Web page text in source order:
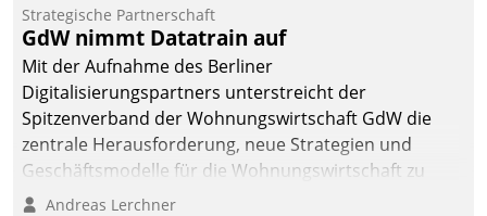
kommunale Wohnungsbauunternehmen daher
gemeinsam mit der Berliner Datatrain GmbH den
Teilprozess der Objektsanierung digitalisiert.
Strategische Partnerschaft
GdW nimmt Datatrain auf
Mit der Aufnahme des Berliner
Digitalisierungspartners unterstreicht der
Spitzenverband der Wohnungswirtschaft GdW die
zentrale Herausforderung, neue Strategien und
Geschäftsmodelle für die Wohnungswirtschaft zu
entwickeln.
Andreas Lerchner